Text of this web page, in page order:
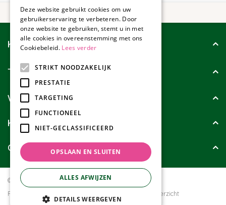
Klantenservice
Tuincollectie
Wie zijn wij?
Klanten geven ons
Contact
© Tuincollectie.nl
Green Solutions
Privacy policy
Tuincentrum Overzicht
Deze website gebruikt cookies om uw
gebruikerservaring te verbeteren. Door
onze website te gebruiken, stemt u in met
alle cookies in overeenstemming met ons
Cookiebeleid. Lees verder
STRIKT NOODZAKELIJK
PRESTATIE
TARGETING
FUNCTIONEEL
NIET-GECLASSIFICEERD
OPSLAAN EN SLUITEN
ALLES AFWIJZEN
DETAILS WEERGEVEN